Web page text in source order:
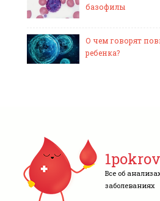
базофилы
О чем говорят
ребенка?
Все об
заболеваниях